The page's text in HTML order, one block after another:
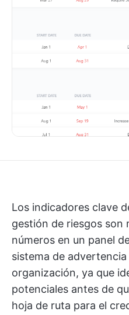
Los indicadores clave
gestión de riesgos son
números en un panel
sistema de
organización, ya que
potenciales antes de
hoja de ruta para el